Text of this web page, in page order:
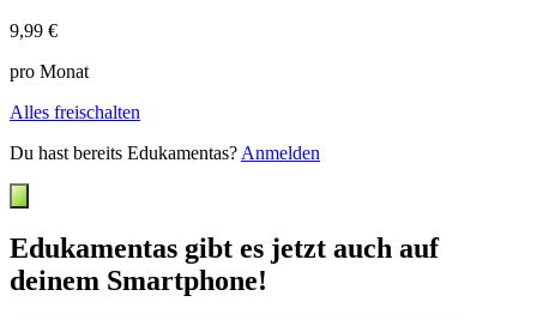
9,99 €
pro Monat
Alles freischalten
Du hast bereits Edukamentas? Anmelden
Edukamentas gibt es jetzt auch auf
deinem Smartphone!